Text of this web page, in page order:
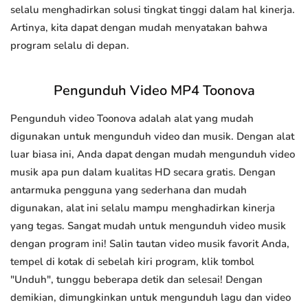
selalu menghadirkan solusi tingkat tinggi dalam hal kinerja.
Artinya, kita dapat dengan mudah menyatakan bahwa
program selalu di depan.
Pengunduh Video MP4 Toonova
Pengunduh video Toonova adalah alat yang mudah
digunakan untuk mengunduh video dan musik. Dengan alat
luar biasa ini, Anda dapat dengan mudah mengunduh video
musik apa pun dalam kualitas HD secara gratis. Dengan
antarmuka pengguna yang sederhana dan mudah
digunakan, alat ini selalu mampu menghadirkan kinerja
yang tegas. Sangat mudah untuk mengunduh video musik
dengan program ini! Salin tautan video musik favorit Anda,
tempel di kotak di sebelah kiri program, klik tombol
"Unduh", tunggu beberapa detik dan selesai! Dengan
demikian, dimungkinkan untuk mengunduh lagu dan video